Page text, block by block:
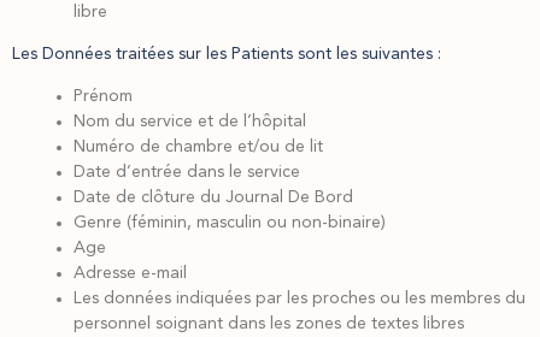
libre
Les Données traitées sur les Patients sont les suivantes :
Prénom
Nom du service et de l’hôpital
Numéro de chambre et/ou de lit
Date d’entrée dans le service
Date de clôture du Journal De Bord
Genre (féminin, masculin ou non-binaire)
Age
Adresse e-mail
Les données indiquées par les proches ou les membres du
personnel soignant dans les zones de textes libres